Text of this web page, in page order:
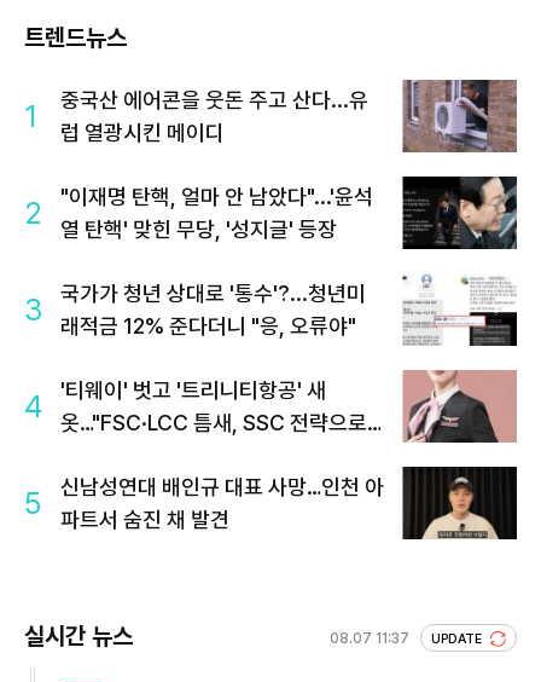
트렌드뉴스
1
중국산 에어콘을 웃돈 주고 산다...유
럽 열광시킨 메이디
2
"이재명 탄핵, 얼마 안 남았다"...'윤석
열 탄핵' 맞힌 무당, '성지글' 등장
3
국가가 청년 상대로 '통수'?...청년미
래적금 12% 준다더니 "응, 오류야"
4
'티웨이' 벗고 '트리니티항공' 새
옷…"FSC·LCC 틈새, SSC 전략으로
5
신남성연대 배인규 대표 사망…인천 아
파트서 숨진 채 발견
실시간 뉴스 08.07 11:37 UPDATE